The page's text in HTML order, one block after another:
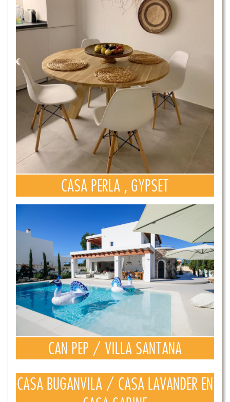
CASA PERLA , GYPSET
CAN PEP / VILLA SANTANA
CASA BUGANVILA / CASA LAVANDER EN